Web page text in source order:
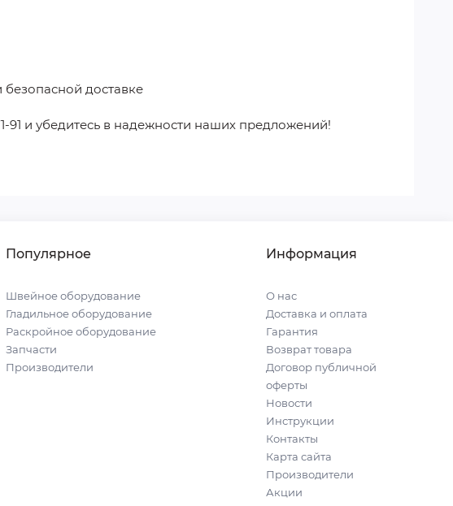
доставке
91 и убедитесь в надежности наших предложений!
Популярное
Швейное оборудование
Гладильное оборудование
Раскройное оборудование
Запчасти
Производители
Информация
О нас
Доставка и оплата
Гарантия
Возврат товара
Договор публичной
оферты
Новости
Инструкции
Контакты
Карта сайта
Производители
Акции